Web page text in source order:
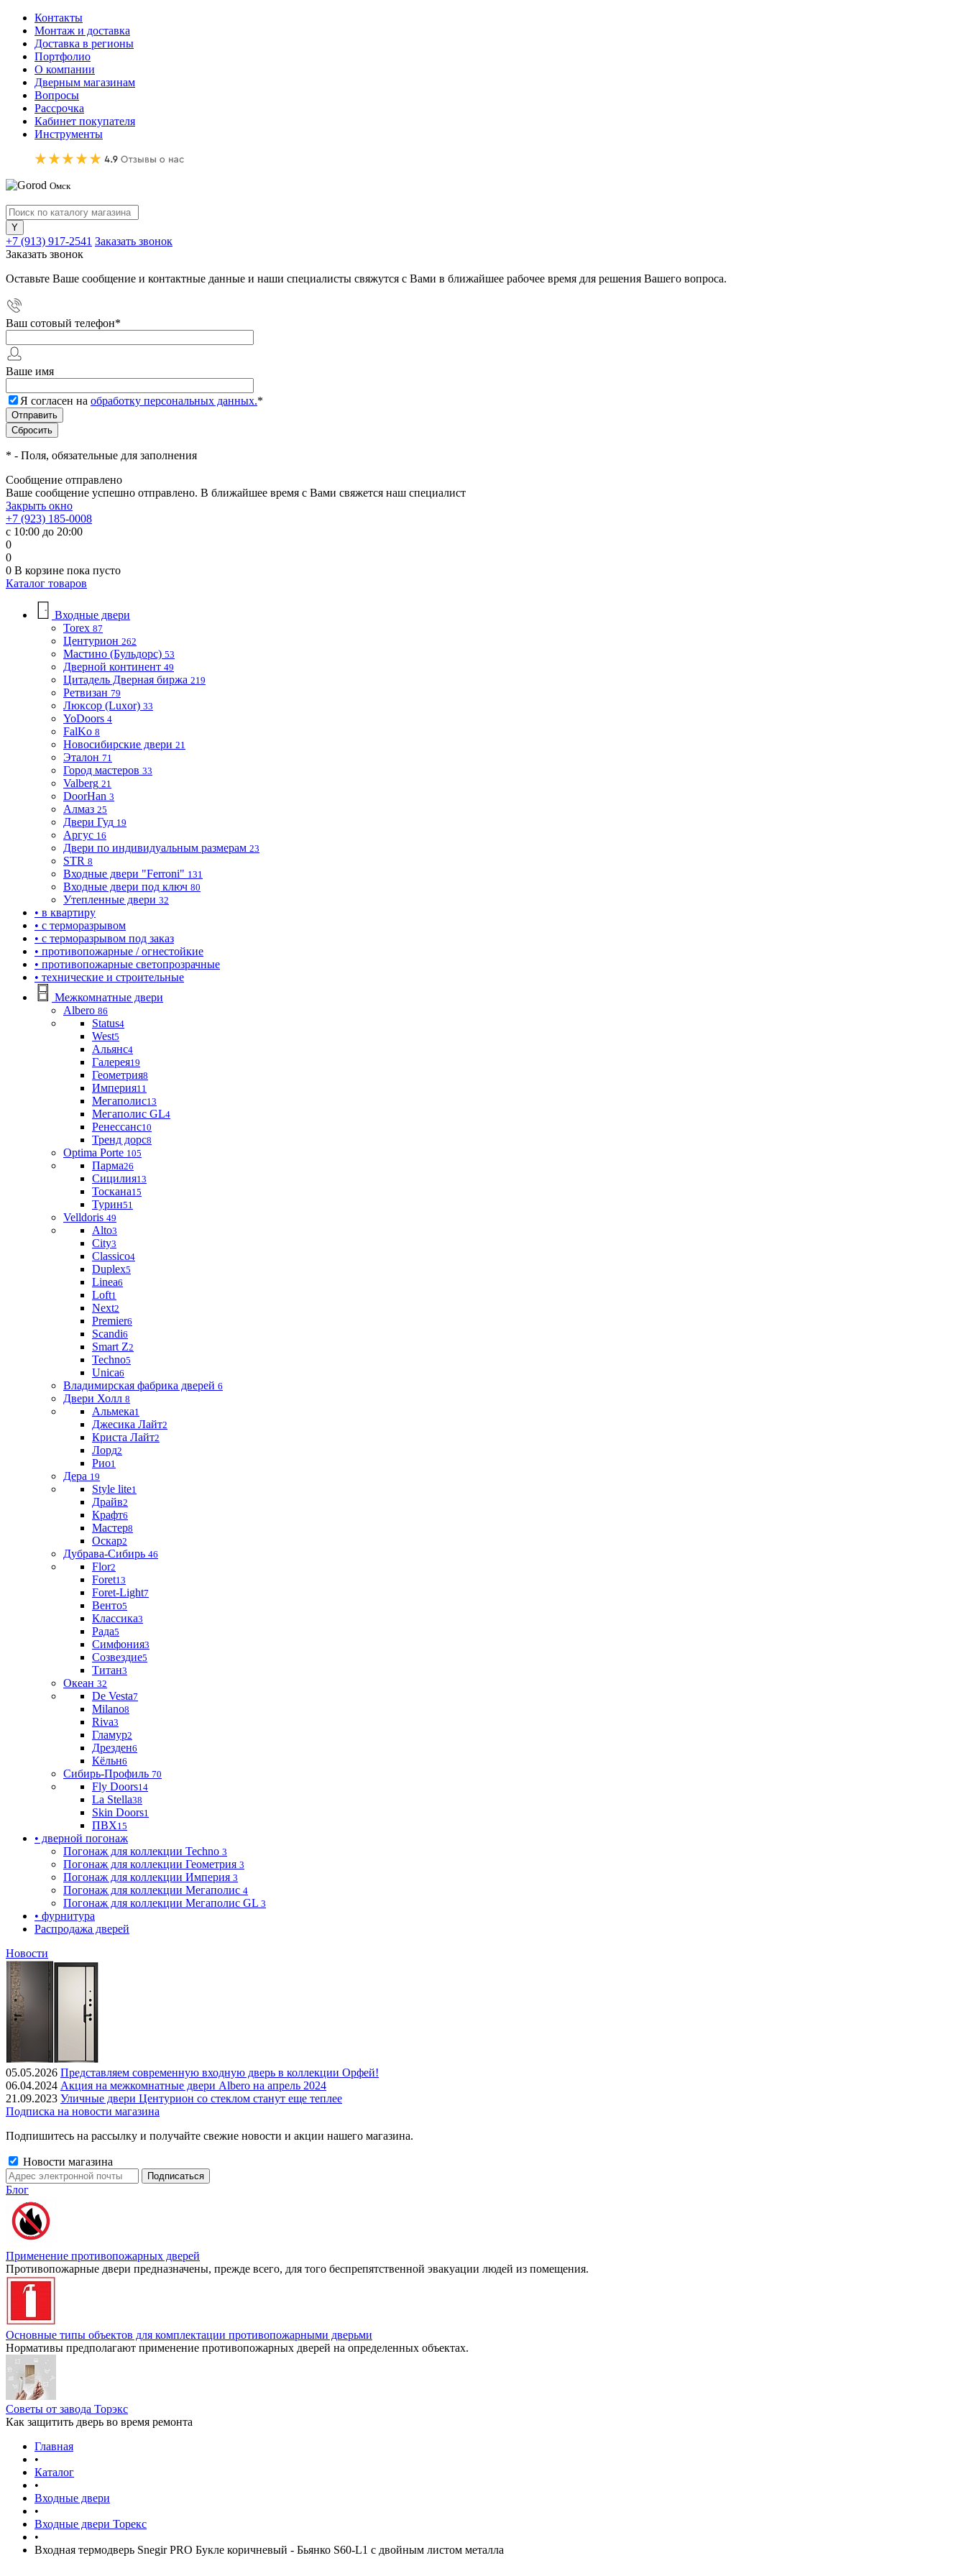
Контакты
Монтаж и доставка
Доставка в регионы
Портфолио
О компании
Дверным магазинам
Вопросы
Рассрочка
Кабинет покупателя
Инструменты
Омск
+7 (913) 917-2541 Заказать звонок
Заказать звонок
Оставьте Ваше сообщение и контактные данные и наши специалисты свяжутся с Вами в ближайшее рабочее время для решения Вашего вопроса.
Ваш сотовый телефон*
Ваше имя
Я согласен на обработку персональных данных.*
* - Поля, обязательные для заполнения
Сообщение отправлено
Ваше сообщение успешно отправлено. В ближайшее время с Вами свяжется наш специалист
Закрыть окно
+7 (923) 185-0008
с 10:00 до 20:00
0
0
0 В корзине пока пусто
Каталог товаров
Входные двери
Torex 87
Центурион 262
Мастино (Бульдорс) 53
Дверной континент 49
Цитадель Дверная биржа 219
Ретвизан 79
Люксор (Luxor) 33
YoDoors 4
FalKo 8
Новосибирские двери 21
Эталон 71
Город мастеров 33
Valberg 21
DoorHan 3
Алмаз 25
Двери Гуд 19
Аргус 16
Двери по индивидуальным размерам 23
STR 8
Входные двери "Ferroni" 131
Входные двери под ключ 80
Утепленные двери 32
• в квартиру
• с терморазрывом
• с терморазрывом под заказ
• противопожарные / огнестойкие
• противопожарные светопрозрачные
• технические и строительные
Межкомнатные двери
Albero 86
Status4
West5
Альянс4
Галерея19
Геометрия8
Империя11
Мегаполис13
Мегаполис GL4
Ренессанс10
Тренд дорс8
Optima Porte 105
Парма26
Сицилия13
Тоскана15
Турин51
Velldoris 49
Alto3
City3
Classico4
Duplex5
Linea6
Loft1
Next2
Premier6
Scandi6
Smart Z2
Techno5
Unica6
Владимирская фабрика дверей 6
Двери Холл 8
Альмека1
Джесика Лайт2
Криста Лайт2
Лорд2
Рио1
Дера 19
Style lite1
Драйв2
Крафт6
Мастер8
Оскар2
Дубрава-Сибирь 46
Flor2
Foret13
Foret-Light7
Венто5
Классика3
Рада5
Симфония3
Созвездие5
Титан3
Океан 32
De Vesta7
Milano8
Riva3
Гламур2
Дрезден6
Кёльн6
Сибирь-Профиль 70
Fly Doors14
La Stella38
Skin Doors1
ПВХ15
• дверной погонаж
Погонаж для коллекции Techno 3
Погонаж для коллекции Геометрия 3
Погонаж для коллекции Империя 3
Погонаж для коллекции Мегаполис 4
Погонаж для коллекции Мегаполис GL 3
• фурнитура
Распродажа дверей
Новости
05.05.2026 Представляем современную входную дверь в коллекции Орфей!
06.04.2024 Акция на межкомнатные двери Albero на апрель 2024
21.09.2023 Уличные двери Центурион со стеклом станут еще теплее
Подписка на новости магазина
Подпишитесь на рассылку и получайте свежие новости и акции нашего магазина.
Новости магазина
Блог
Применение противопожарных дверей
Противопожарные двери предназначены, прежде всего, для того беспрепятственной эвакуации людей из помещения.
Основные типы объектов для комплектации противопожарными дверьми
Нормативы предполагают применение противопожарных дверей на определенных объектах.
Советы от завода Торэкс
Как защитить дверь во время ремонта
Главная
•
Каталог
•
Входные двери
•
Входные двери Торекс
•
Входная термодверь Snegir PRO Букле коричневый - Бьянко S60-L1 с двойным листом металла